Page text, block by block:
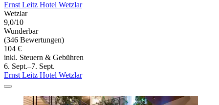
Ernst Leitz Hotel Wetzlar
Wetzlar
9,0/10
Wunderbar
(346 Bewertungen)
104 €
inkl. Steuern & Gebühren
6. Sept.–7. Sept.
Ernst Leitz Hotel Wetzlar